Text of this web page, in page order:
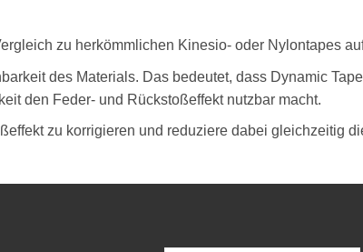
zu herkömmlichen Kinesio- oder Nylontapes
des Materials. Das bedeutet, dass Dynamic
den Feder- und Rückstoßeffekt nutzbar macht.
zu korrigieren und reduziere dabei gleichzeitig